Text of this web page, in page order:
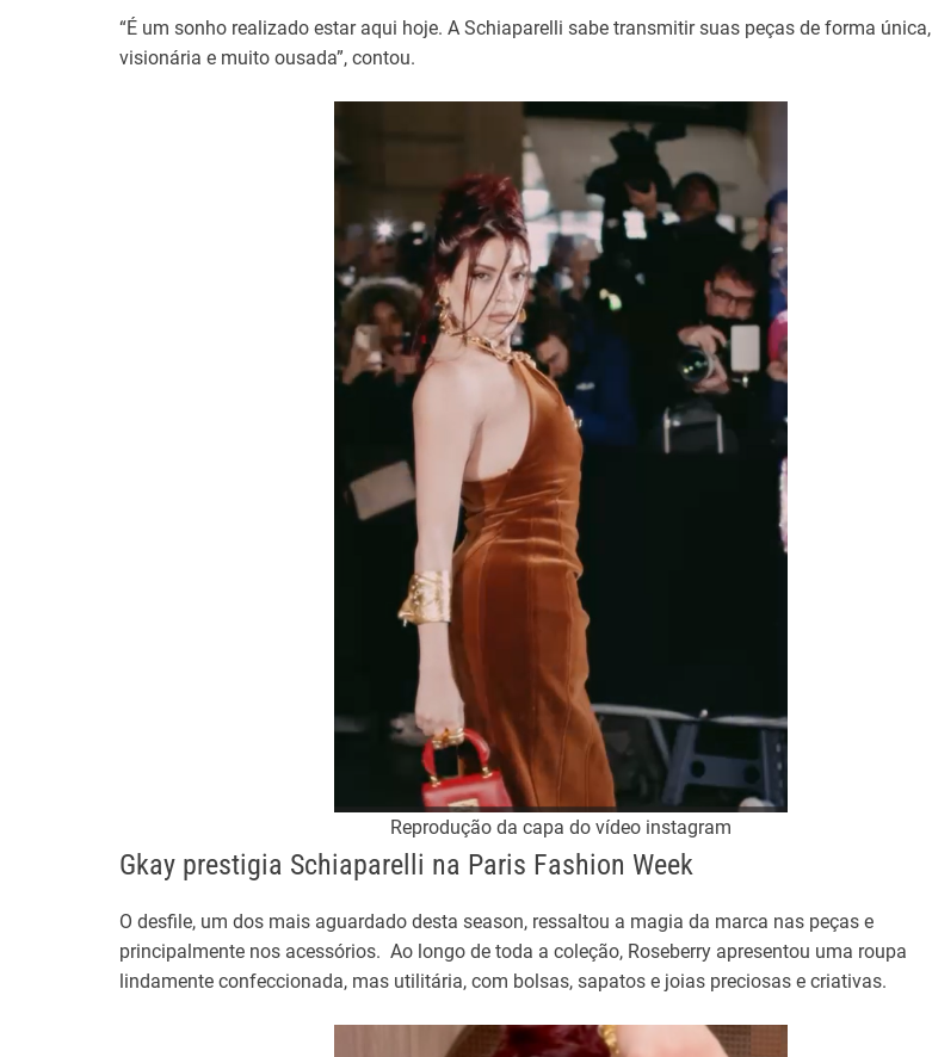
“É um sonho realizado estar aqui hoje. A Schiaparelli sabe transmitir suas peças de forma única,
visionária e muito ousada”, contou.
Reprodução da capa do vídeo instagram
Gkay prestigia Schiaparelli na Paris Fashion Week
O desfile, um dos mais aguardado desta season, ressaltou a magia da marca nas peças e
principalmente nos acessórios. Ao longo de toda a coleção, Roseberry apresentou uma roupa
lindamente confeccionada, mas utilitária, com bolsas, sapatos e joias preciosas e criativas.